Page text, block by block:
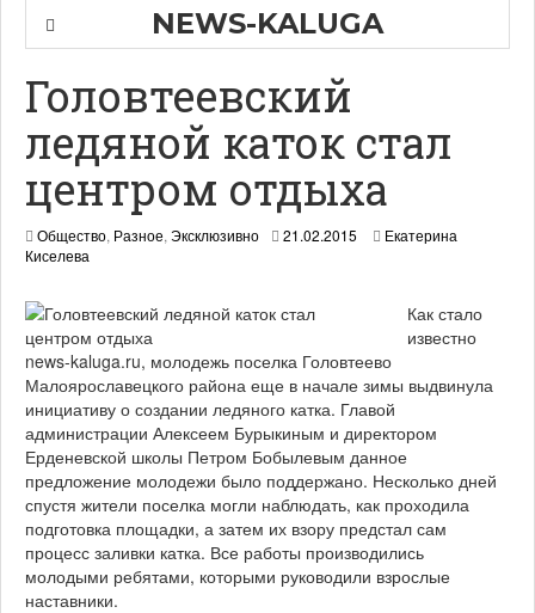
NEWS-KALUGA
Головтеевский
ледяной каток стал
центром отдыха
Общество, Разное, Эксклюзивно 21.02.2015
2
1
5
Екатерина
Киселева
Как стало
известно
news-kaluga.ru, молодежь поселка Головтеево
Малоярославецкого района еще в начале зимы выдвинула
инициативу о создании ледяного катка. Главой
администрации Алексеем Бурыкиным и директором
Ерденевской школы Петром Бобылевым данное
предложение молодежи было поддержано. Несколько дней
спустя жители поселка могли наблюдать, как проходила
подготовка площадки, а затем их взору предстал сам
процесс заливки катка. Все работы производились
молодыми ребятами, которыми руководили взрослые
наставники.